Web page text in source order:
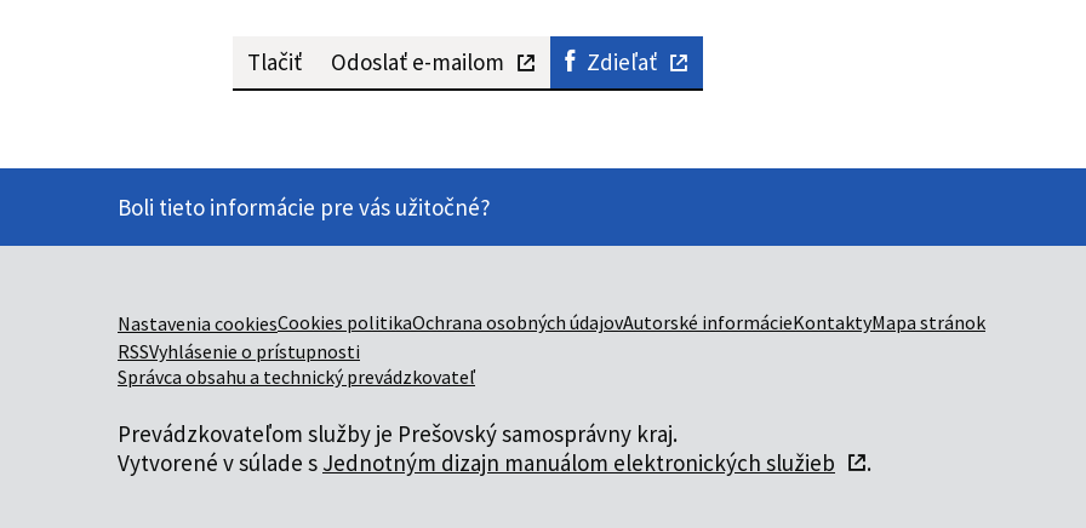
Tlačiť Odoslať e-mailom Zdieľať
Boli tieto informácie pre vás užitočné?
Nastavenia cookiesCookies politikaOchrana osobných údajovAutorské informácieKontaktyMapa stránok
RSSVyhlásenie o prístupnosti
Správca obsahu a technický prevádzkovateľ
Prevádzkovateľom služby je Prešovský samosprávny kraj.
Vytvorené v súlade s Jednotným dizajn manuálom elektronických služieb .